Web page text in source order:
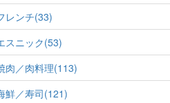
レンチ(33)
スニック(53)
肉／肉料理(113)
鮮／寿司(121)